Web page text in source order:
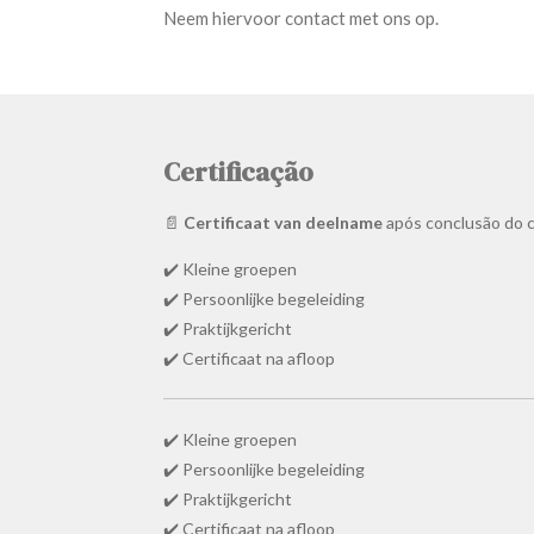
Neem hiervoor contact met ons op.
Certificação
📄 Certificaat van deelnameapós conclusão do
✔️ Kleine groepen
✔️ Persoonlijke begeleiding
✔️ Praktijkgericht
✔️ Certificaat na afloop
✔️ Kleine groepen
✔️ Persoonlijke begeleiding
✔️ Praktijkgericht
✔️ Certificaat na afloop